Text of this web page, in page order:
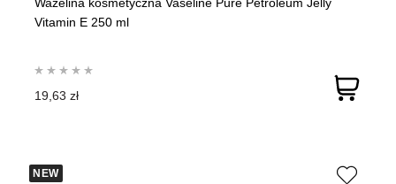
Vitamin E 250 ml
19,63 zł
NEW